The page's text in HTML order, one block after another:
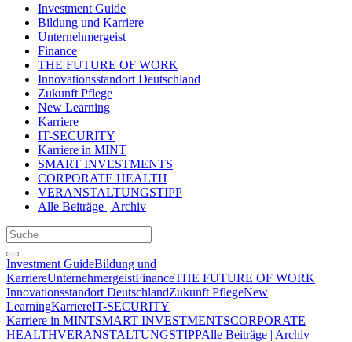
Investment Guide
Bildung und Karriere
Unternehmergeist
Finance
THE FUTURE OF WORK
Innovationsstandort Deutschland
Zukunft Pflege
New Learning
Karriere
IT-SECURITY
Karriere in MINT
SMART INVESTMENTS
CORPORATE HEALTH
VERANSTALTUNGSTIPP
Alle Beiträge | Archiv
Investment GuideBildung und
KarriereUnternehmergeistFinanceTHE FUTURE OF WORK
Innovationsstandort DeutschlandZukunft PflegeNew
LearningKarriereIT-SECURITY
Karriere in MINTSMART INVESTMENTSCORPORATE
HEALTHVERANSTALTUNGSTIPPAlle Beiträge | Archiv